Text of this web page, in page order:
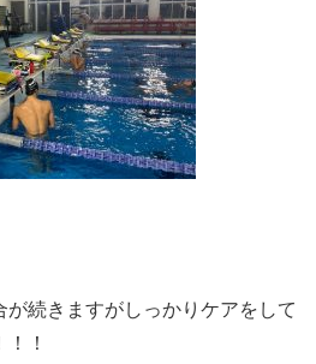
続きますがしっかりケアをして
！